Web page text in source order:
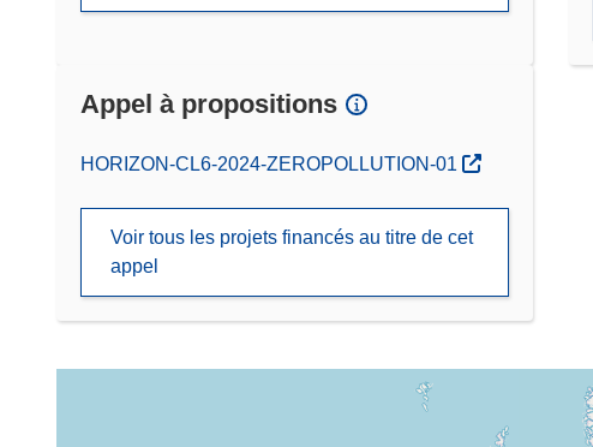
Appel à propositions
(s’ouvre dans une nouvelle fenêtre)
HORIZON-CL6-2024-ZEROPOLLUTION-01
Voir tous les projets financés au titre de cet
appel